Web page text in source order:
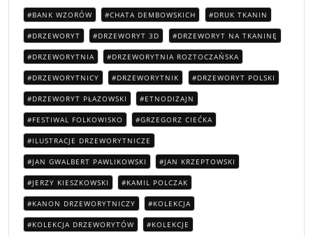
BANK WZORÓW CHATA DEMBOWSKICH DRUK TKANIN
DRZEWORYT DRZEWORYT 3D DRZEWORYT NA TKANINĘ
DRZEWORYTNIA DRZEWORYTNIA ROZTOCZAŃSKA
DRZEWORYTNICY DRZEWORYTNIK DRZEWORYT POLSKI
DRZEWORYT PŁAZOWSKI ETNODIZAJN
FESTIWAL FOLKOWISKO GRZEGORZ CIEĆKA
ILUSTRACJE DRZEWORYTNICZE
JAN GWALBERT PAWLIKOWSKI JAN KRZEPTOWSKI
JERZY KIESZKOWSKI KAMIL POLCZAK
KANON DRZEWORYTNICZY KOLEKCJA
KOLEKCJA DRZEWORYTÓW KOLEKCJE